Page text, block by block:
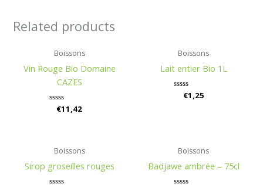
Related products
Boissons
Vin Rouge Bio Domaine
CAZES
Rated
€11,42
Boissons
Lait entier Bio 1L
Rated
€1,25
Boissons
Sirop groseilles rouges
Boissons
Badjawe ambrée – 75cl